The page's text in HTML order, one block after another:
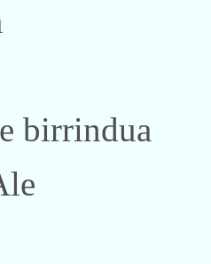
birrindua